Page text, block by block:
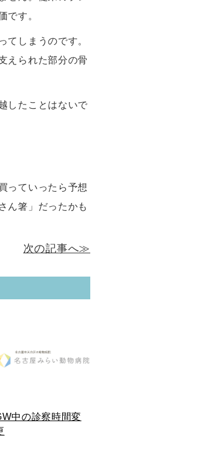
です。
てしまうのです。
えられた部分の骨
したことはないで
っていったら予想
ん箸」だったかも
次の記事へ≫
中の診察時間変